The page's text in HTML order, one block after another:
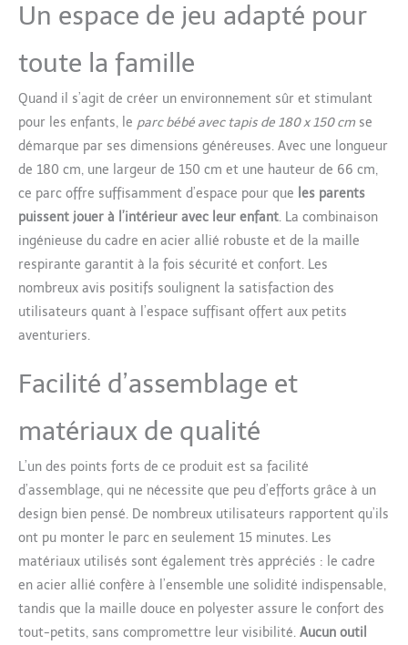
: 150 x 180 cm pour rouler,
debout. Le tapis de sol
réversible et amovible
amortit chaque chute en
douceur - idéal pour les
bébés et tout-petits de 0 à
36 mois. AIDE AUX PREMIERS
PAS : Les poignées fixées aux
parois aident votre enfant à
se hisser, se tenir debout et
parc favorise ainsi la
motricité, l'équilibre et la
confiance en soi de manière
ludique. PISCINE À BALLES ET
COIN JEU : Avec les balles de
se transforme en piscine à
balles, coin câlin ou coin
lecture - les jouets préférés
restent toujours à portée de
main. MONTAGE RAPIDE
INTÉRIEUR ET EXTÉRIEUR :
Assemblage par clips sans
outils en quelques minutes.
Parfait pour le jardin, le salon
ou un week-end chez les
grands-parents - se range
ensuite de façon compacte
dans le sac fourni.
Un espace de jeu adapté pour
toute la famille
Quand il s’agit de créer un environnement sûr et stimulant
pour les enfants, le parc bébé avec tapis de 180 x 150 cm se
démarque par ses dimensions généreuses. Avec une longueur
de 180 cm, une largeur de 150 cm et une hauteur de 66 cm,
ce parc offre suffisamment d’espace pour que les parents
puissent jouer à l’intérieur avec leur enfant. La combinaison
ingénieuse du cadre en acier allié robuste et de la maille
respirante garantit à la fois sécurité et confort. Les
nombreux avis positifs soulignent la satisfaction des
utilisateurs quant à l’espace suffisant offert aux petits
aventuriers.
Facilité d’assemblage et
matériaux de qualité
L’un des points forts de ce produit est sa facilité
d’assemblage, qui ne nécessite que peu d’efforts grâce à un
design bien pensé. De nombreux utilisateurs rapportent qu’ils
ont pu monter le parc en seulement 15 minutes. Les
matériaux utilisés sont également très appréciés : le cadre
en acier allié confère à l’ensemble une solidité indispensable,
tandis que la maille douce en polyester assure le confort des
tout-petits, sans compromettre leur visibilité. Aucun outil